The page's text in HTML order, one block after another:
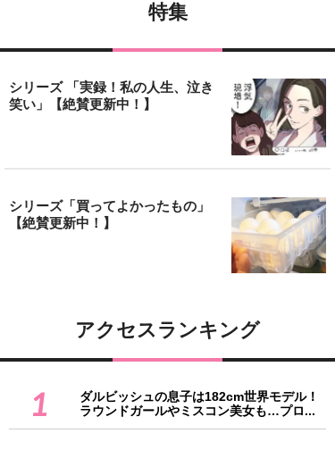
特集
シリーズ 「実録！私の人生、泣き
笑い」【絶賛更新中！】
シリーズ「買ってよかったもの」
【絶賛更新中！】
アクセスランキング
1
ダルビッシュの息子は182cm世界モデル！
ラウンドガールやミスコン美女も…プロ...